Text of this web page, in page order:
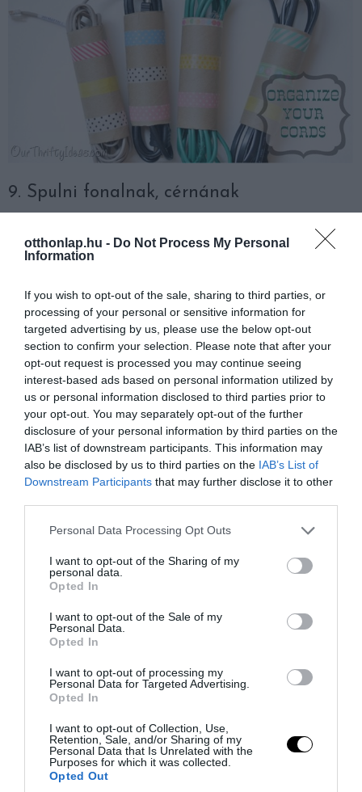
otthonlap.hu - Do Not Process My Personal
Information
If you wish to opt-out of the sale, sharing to third parties, or
processing of your personal or sensitive information for
targeted advertising by us, please use the below opt-out
section to confirm your selection. Please note that after your
opt-out request is processed you may continue seeing
interest-based ads based on personal information utilized by
us or personal information disclosed to third parties prior to
your opt-out. You may separately opt-out of the further
disclosure of your personal information by third parties on the
IAB’s list of downstream participants. This information may
also be disclosed by us to third parties on the IAB’s List of
Downstream Participants that may further disclose it to other
Please note that this website/app uses one or more Google
not limited to your visit or usage behaviour. You may click to
grant or deny consent to Google and its third-party tags to
use your data for below specified purposes in below Google
consent section.
Personal Data Processing Opt Outs
I want to opt-out of the Sharing of my
personal data.
Opted In
I want to opt-out of the Sale of my
Personal Data.
Opted In
I want to opt-out of processing my
Personal Data for Targeted Advertising.
Opted In
I want to opt-out of Collection, Use,
Retention, Sale, and/or Sharing of my
Personal Data that Is Unrelated with the
Purposes for which it was collected.
Opted Out
9. Spulni fonalnak, cérnának